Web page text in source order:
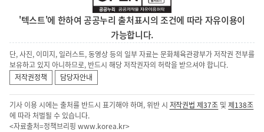
'텍스트'에 한하여 공공누리 출처표시의 조건에 따라 자유이용이
가능합니다.
단, 사진, 이미지, 일러스트, 동영상 등의 일부 자료는 문화체육관광부가 저작권 전부를
보유하고 있지 아니하므로, 반드시 해당 저작권자의 허락을 받으셔야 합니다.
저작권정책
담당자안내
기사 이용 시에는 출처를 반드시 표기해야 하며, 위반 시 저작권법 제37조 및제138조
에 따라 처벌될 수 있습니다.
<자료출처=정책브리핑 www.korea.kr>